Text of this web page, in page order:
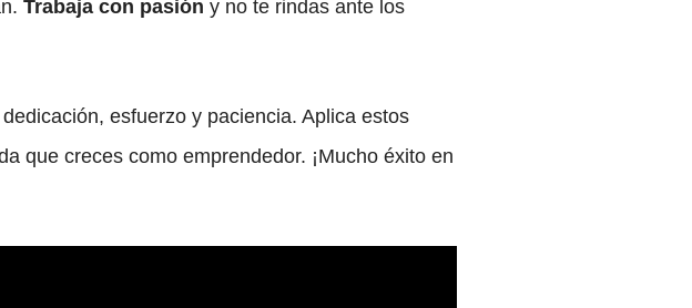
Trabaja con pasión y no te rindas ante los
esfuerzo y paciencia. Aplica estos
que creces como emprendedor. ¡Mucho éxito en